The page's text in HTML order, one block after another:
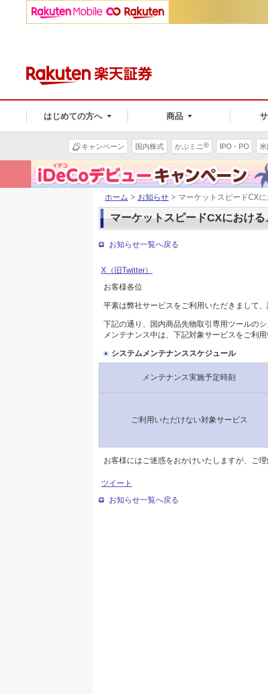
はじめての方へ 商品
キャンペーン 国内株式 かぶミニ® IPO・PO
ホーム > お知らせ > マーケットスピードCX
マーケットスピードCXにおけ
お知らせ一覧へ戻る
X（旧Twitter）
お客様各位
平素は弊社サービスをご利用いただきまして
下記の通り、国内商品先物取引専用ツールの
メンテナンス中は、下記対象サービスをご利
システムメンテナンススケジュール
メンテナンス実施予定時刻
ご利用いただけない対象サービス
お客様にはご迷惑をおかけいたしますが、ご
ツイート
お知らせ一覧へ戻る